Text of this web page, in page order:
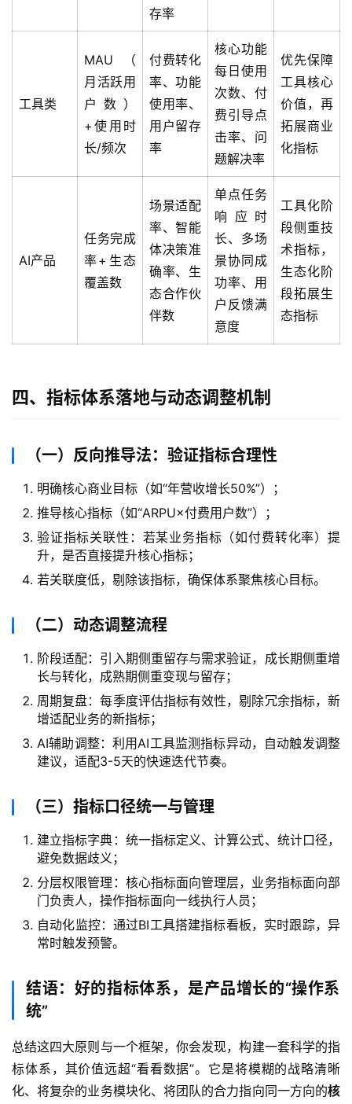
存率
工具类
MAU（
月活跃用
户数）
+使用时
长/频次
付费转化
率、功能
使用率、
用户留存
率
核心功能
每日使用
次数、付
费引导点
击率、问
题解决率
优先保障
工具核心
价值，再
拓展商业
化指标
AI产品
任务完成
率+生态
覆盖数
场景适配
率、智能
体决策准
确率、生
态合作伙
伴数
单点任务
响应时
长、多场
景协同成
功率、用
户反馈满
意度
工具化阶
段侧重技
术指标，
生态化阶
段拓展生
态指标
四、指标体系落地与动态调整机制
（一）反向推导法：验证指标合理性
明确核心商业目标（如“年营收增长50%”）；
推导核心指标（如“ARPU×付费用户数”）；
验证指标关联性：若某业务指标（如付费转化率）提
升，是否直接提升核心指标；
若关联度低，剔除该指标，确保体系聚焦核心目标。
（二）动态调整流程
阶段适配：引入期侧重留存与需求验证，成长期侧重增
长与转化，成熟期侧重变现与留存；
周期复盘：每季度评估指标有效性，剔除冗余指标，新
增适配业务的新指标；
AI辅助调整：利用AI工具监测指标异动，自动触发调整
建议，适配3-5天的快速迭代节奏。
（三）指标口径统一与管理
建立指标字典：统一指标定义、计算公式、统计口径，
避免数据歧义；
分层权限管理：核心指标面向管理层，业务指标面向部
门负责人，操作指标面向一线执行人员；
自动化监控：通过BI工具搭建指标看板，实时跟踪，异
常时触发预警。
结语：好的指标体系，是产品增长的“操作系
统”
总结这四大原则与一个框架，你会发现，构建一套科学的指
标体系，其价值远超“看看数据”。它是将模糊的战略清晰
化、将复杂的业务模块化、将团队的合力指向同一方向的核